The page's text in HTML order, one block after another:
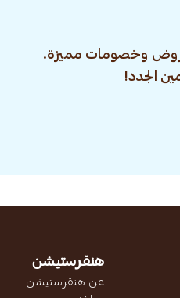
وخصومات مميزة.
الجدد!
هنقرستيشن
عن هنقرستيشن